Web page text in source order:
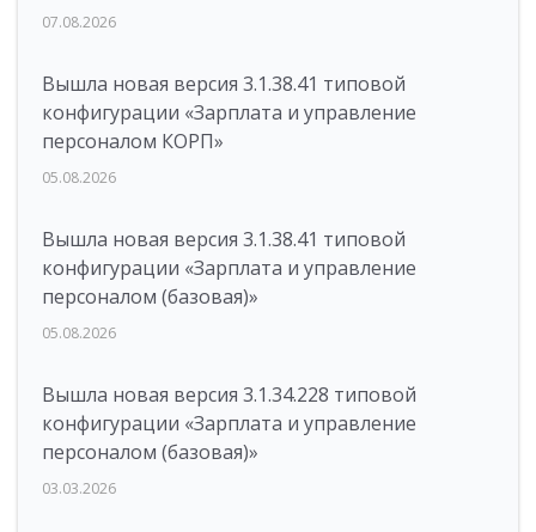
07.08.2026
Вышла новая версия 3.1.38.41 типовой
конфигурации «Зарплата и управление
персоналом КОРП»
05.08.2026
Вышла новая версия 3.1.38.41 типовой
конфигурации «Зарплата и управление
персоналом (базовая)»
05.08.2026
Вышла новая версия 3.1.34.228 типовой
конфигурации «Зарплата и управление
персоналом (базовая)»
03.03.2026